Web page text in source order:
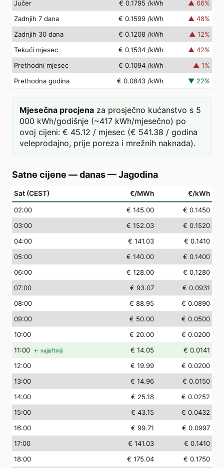
Jučer
€ 0.1795 /kWh ▲ 66%
Zadnjih 7 dana
€ 0.1599 /kWh ▲ 48%
Zadnjih 30 dana
€ 0.1208 /kWh ▲ 12%
Tekući mjesec
€ 0.1534 /kWh ▲ 42%
Prethodni mjesec
€ 0.1094 /kWh ▲ 1%
Prethodna godina
€ 0.0843 /kWh ▼ 22%
Mjesečna procjena za prosječno kućanstvo s 5
000 kWh/godišnje (~417 kWh/mjesečno) po
ovoj cijeni: € 45.12 / mjesec (€ 541.38 / godina
veleprodajno, prije poreza i mrežnih naknada).
Satne cijene — danas—Jagodina
Sat (CEST) €/MWh €/kWh
02:00 € 145.00
€ 0.1450
03:00 € 152.03
€ 0.1520
04:00 € 141.03
€ 0.1410
05:00 € 140.00
€ 0.1400
06:00 € 128.00
€ 0.1280
07:00 € 93.07
€ 0.0931
08:00 € 88.95
€ 0.0890
09:00 € 50.00
€ 0.0500
10:00 € 20.00
€ 0.0200
11:00 ← najjeftiniji € 14.05
€ 0.0141
12:00 € 19.99
€ 0.0200
13:00 € 14.96
€ 0.0150
14:00 € 25.18
€ 0.0252
15:00 € 43.15
€ 0.0432
16:00 € 99.71
€ 0.0997
17:00 € 141.03
€ 0.1410
18:00 € 175.04
€ 0.1750